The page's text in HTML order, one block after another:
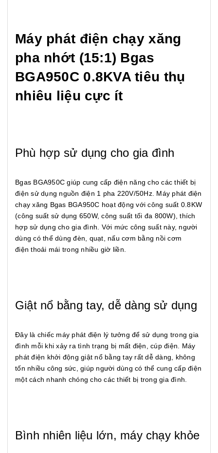
Máy phát điện chạy xăng
pha nhớt (15:1) Bgas
BGA950C 0.8KVA tiêu thụ
nhiêu liệu cực ít
Phù hợp sử dụng cho gia đình
Bgas BGA950C giúp cung cấp điện năng cho các thiết bị
điện sử dụng nguồn điện 1 pha 220V/50Hz. Máy phát điện
chạy xăng Bgas BGA950C hoạt động với công suất 0.8KW
(công suất sử dụng 650W, công suất tối đa 800W), thích
hợp sử dụng cho gia đình. Với mức công suất này, người
dùng có thể dùng đèn, quạt, nấu cơm bằng nồi cơm
điện thoải mái trong nhiều giờ liền.
Giật nổ bằng tay, dễ dàng sử dụng
Đây là chiếc máy phát điện lý tưởng để sử dụng trong gia
đình mỗi khi xảy ra tình trạng bị mất điện, cúp điện. Máy
phát điện khởi động giật nổ bằng tay rất dễ dàng, không
tốn nhiều công sức, giúp người dùng có thể cung cấp điện
một cách nhanh chóng cho các thiết bị trong gia đình.
Bình nhiên liệu lớn, máy chạy khỏe